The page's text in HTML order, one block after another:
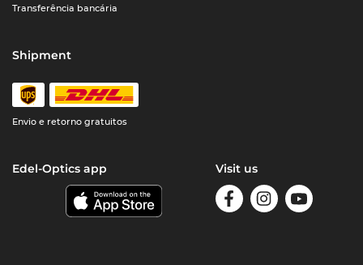
Transferência bancária
Shipment
Envio e retorno gratuitos
Edel-Optics app Visit us